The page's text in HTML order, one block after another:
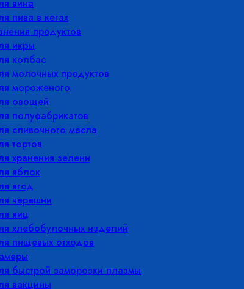
вина
пива в кегах
продуктов
икры
колбас
молочных продуктов
мороженого
овощей
полуфабрикатов
сливочного масла
тортов
хранения зелени
яблок
ягод
черешни
яиц
хлебобулочных изделий
пищевых отходов
быстрой заморозки плазмы
вакцины